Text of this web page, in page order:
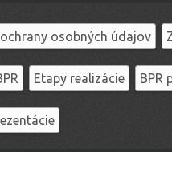
osobných údajov
Etapy realizácie BPR